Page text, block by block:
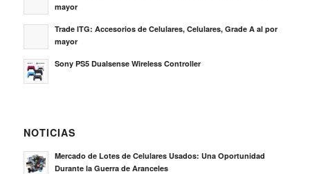
mayor
Trade ITG: Accesorios de Celulares, Celulares, Grade A al por
mayor
Sony PS5 Dualsense Wireless Controller
NOTICIAS
Mercado de Lotes de Celulares Usados: Una Oportunidad
Durante la Guerra de Aranceles